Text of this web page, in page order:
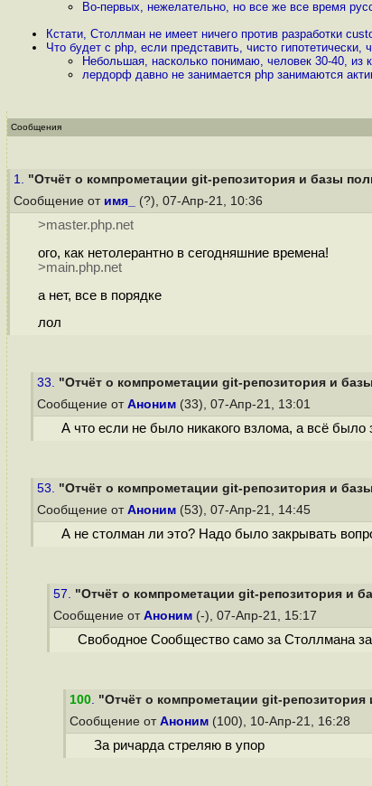
Во-первых, нежелательно, но все же все время
Кстати, Столлман не имеет ничего против разработки
Что будет с php, если представить, чисто
Небольшая, насколько понимаю, человек 30-40, из
лердорф давно не занимается php занимаются
Сообщения
1. "Отчёт о компрометации git-репозитория и базы
Сообщение от имя_ (?), 07-Апр-21, 10:36
>master.php.net
ого, как нетолерантно в сегодняшние времена!
>main.php.net
а нет, все в порядке
лол
33. "Отчёт о компрометации git-репозитория и
Сообщение от Аноним (33), 07-Апр-21, 13:01
А что если не было никакого взлома, а всё
53. "Отчёт о компрометации git-репозитория и
Сообщение от Аноним (53), 07-Апр-21, 14:45
А не столман ли это? Надо было закрывать
57. "Отчёт о компрометации git-репозитория и
Сообщение от Аноним (-), 07-Апр-21, 15:17
Свободное Сообщество само за Столлмана
100. "Отчёт о компрометации git-репозитория
Сообщение от Аноним (100), 10-Апр-21, 16:28
За ричарда стреляю в упор